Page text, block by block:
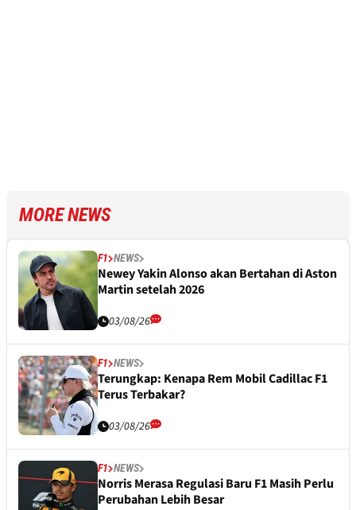
MORE NEWS
F1 NEWS
Newey Yakin Alonso akan Bertahan di Aston
Martin setelah 2026
03/08/26
F1 NEWS
Terungkap: Kenapa Rem Mobil Cadillac F1
Terus Terbakar?
03/08/26
F1 NEWS
Norris Merasa Regulasi Baru F1 Masih Perlu
Perubahan Lebih Besar